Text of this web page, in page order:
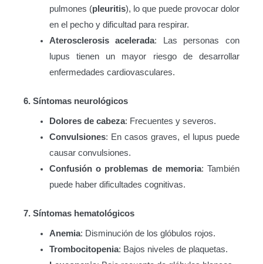
pulmones (pleuritis), lo que puede provocar dolor
en el pecho y dificultad para respirar.
Aterosclerosis acelerada: Las personas con
lupus tienen un mayor riesgo de desarrollar
enfermedades cardiovasculares.
6. Síntomas neurológicos
Dolores de cabeza: Frecuentes y severos.
Convulsiones: En casos graves, el lupus puede
causar convulsiones.
Confusión o problemas de memoria: También
puede haber dificultades cognitivas.
7. Síntomas hematológicos
Anemia: Disminución de los glóbulos rojos.
Trombocitopenia: Bajos niveles de plaquetas.